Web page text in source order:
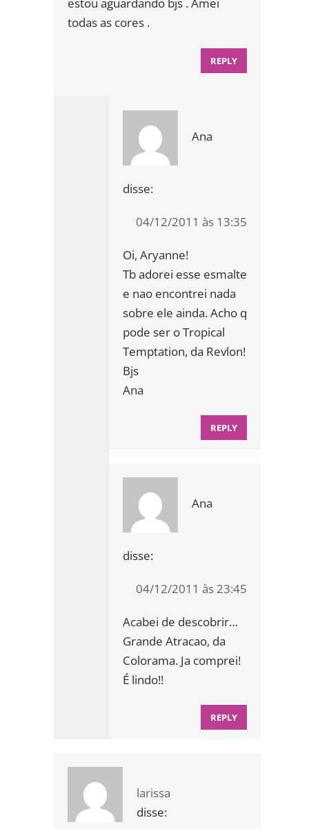
estou aguardando bjs . Amei
todas as cores .
REPLY
Ana
disse:
04/12/2011 às 13:35
Oi, Aryanne!
Tb adorei esse esmalte
e nao encontrei nada
sobre ele ainda. Acho q
pode ser o Tropical
Temptation, da Revlon!
Bjs
Ana
REPLY
Ana
disse:
04/12/2011 às 23:45
Acabei de descobrir…
Grande Atracao, da
Colorama. Ja comprei!
É lindo!!
REPLY
larissa
disse: